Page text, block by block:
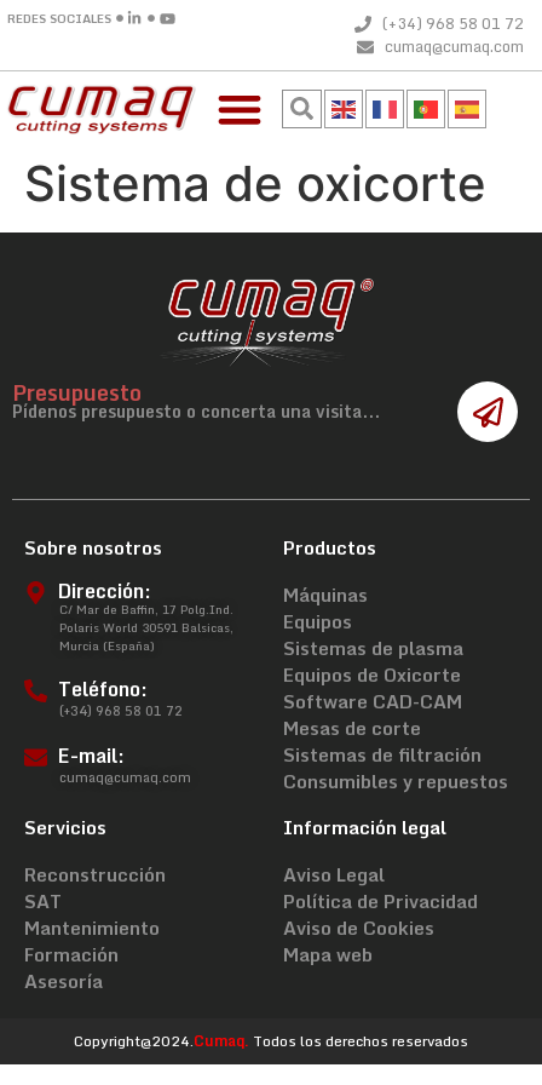
REDES SOCIALES
(+34) 968 58 01 72
cumaq@cumaq.com
Sistema de oxicorte
Presupuesto
Pídenos presupuesto o concerta una visita...
Sobre nosotros
Dirección:
C/ Mar de Baffin, 17 Polg.Ind.
Polaris World 30591 Balsicas,
Murcia (España)
Teléfono:
(+34) 968 58 01 72
E-mail:
cumaq@cumaq.com
Productos
Máquinas
Equipos
Sistemas de plasma
Equipos de Oxicorte
Software CAD-CAM
Mesas de corte
Sistemas de filtración
Consumibles y repuestos
Servicios
Reconstrucción
SAT
Mantenimiento
Formación
Asesoría
Información legal
Aviso Legal
Política de Privacidad
Aviso de Cookies
Mapa web
Copyright@2024.Cumaq. Todos los derechos reservados